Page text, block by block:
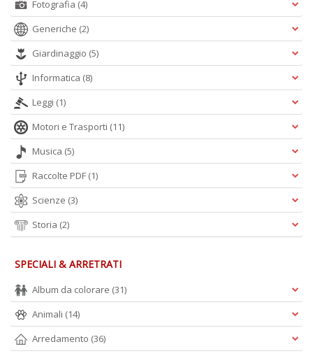
Fotografia (4)
Generiche (2)
Giardinaggio (5)
Informatica (8)
Leggi (1)
Motori e Trasporti (11)
Musica (5)
Raccolte PDF (1)
Scienze (3)
Storia (2)
SPECIALI & ARRETRATI
Album da colorare (31)
Animali (14)
Arredamento (36)